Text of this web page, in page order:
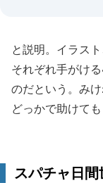
と説明。イラス
それぞれ手がけ
のだという。み
どっかで助けて
スパチャ日